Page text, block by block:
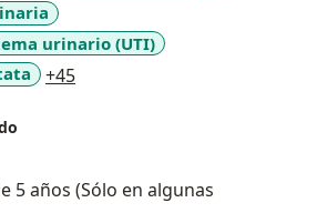
urinario (UTI)
+45a11y_sr_more_diseases
5 años (Sólo en algunas